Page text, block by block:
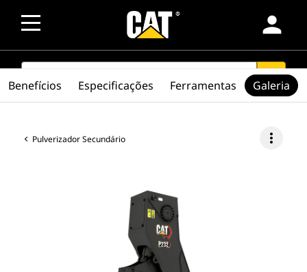
person
SEARCH search
Pulverizador Secundário more_vert
Benefícios Especificações Ferramentas Galeria